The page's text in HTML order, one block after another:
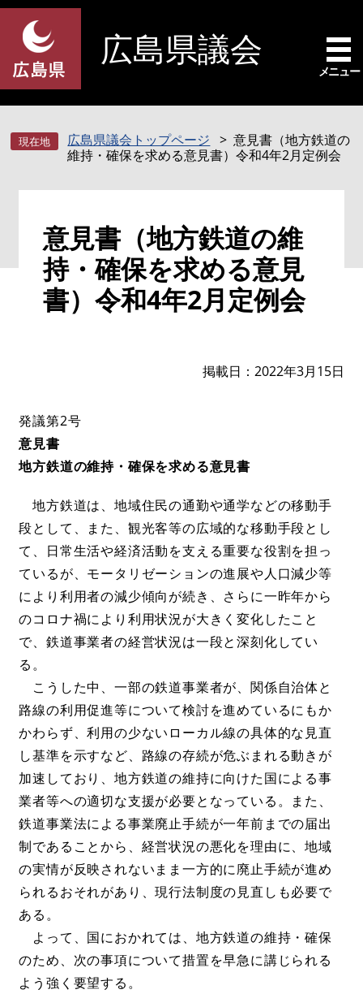
ペ
先
頭
す
メ
を
飛
し
広島県議会
メニュー
広島県議会トップページ
意見書（地方鉄道の
維持・確保を求める意見書）令和4年2月定例会
意見書（地方鉄道の維
持・確保を求める意見
書）令和4年2月定例会
掲載日 2022年3月15日
発議第2号
意見書
地方鉄道の維持・確保を求める意見書
地方鉄道は、地域住民の通勤や通学などの移動手
段として、また、観光客等の広域的な移動手段とし
て、日常生活や経済活動を支える重要な役割を担っ
ているが、モータリゼーションの進展や人口減少等
により利用者の減少傾向が続き、さらに一昨年から
のコロナ禍により利用状況が大きく変化したこと
で、鉄道事業者の経営状況は一段と深刻化してい
る。
こうした中、一部の鉄道事業者が、関係自治体と
路線の利用促進等について検討を進めているにもか
かわらず、利用の少ないローカル線の具体的な見直
し基準を示すなど、路線の存続が危ぶまれる動きが
加速しており、地方鉄道の維持に向けた国による事
業者等への適切な支援が必要となっている。また、
鉄道事業法による事業廃止手続が一年前までの届出
制であることから、経営状況の悪化を理由に、地域
の実情が反映されないまま一方的に廃止手続が進め
られるおそれがあり、現行法制度の見直しも必要で
ある。
よって、国におかれては、地方鉄道の維持・確保
のため、次の事項について措置を早急に講じられる
よう強く要望する。